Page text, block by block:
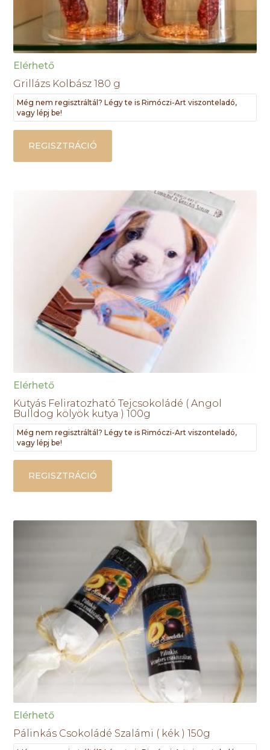
Elérhető
Grillázs Kolbász 180 g
Még nem regisztráltál? Légy te is Rimóczi-Art viszonteladó,
vagy lépj be!
REGISZTRÁCIÓ
Elérhető
Kutyás Feliratozható Tejcsokoládé ( Angol
Bulldog kölyök kutya ) 100g
Még nem regisztráltál? Légy te is Rimóczi-Art viszonteladó,
vagy lépj be!
REGISZTRÁCIÓ
Elérhető
Pálinkás Csokoládé Szalámi ( kék ) 150g